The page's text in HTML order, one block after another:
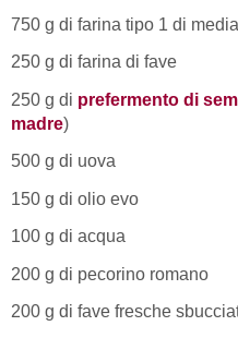
750 g di farina tipo 1 di
250 g di farina di fave
250 g di prefermento di
madre)
500 g di uova
150 g di olio evo
100 g di acqua
200 g di pecorino romano
200 g di fave fresche